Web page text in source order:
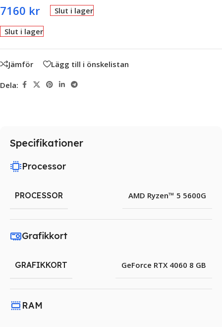
7160 kr Slut i lager
Slut i lager
Jämför Lägg till i önskelistan
Dela:
Specifikationer
Processor
PROCESSOR AMD Ryzen™ 5 5600G
Grafikkort
GRAFIKKORT GeForce RTX 4060 8 GB
RAM